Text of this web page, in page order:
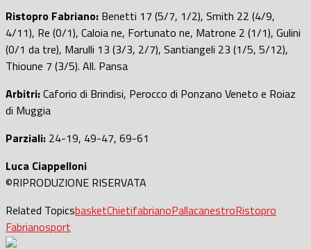
Ristopro Fabriano: Benetti 17 (5/7, 1/2), Smith 22 (4/9,
4/11), Re (0/1), Caloia ne, Fortunato ne, Matrone 2 (1/1), Gulini
(0/1 da tre), Marulli 13 (3/3, 2/7), Santiangeli 23 (1/5, 5/12),
Thioune 7 (3/5). All. Pansa
Arbitri:Caforio di Brindisi, Perocco di Ponzano Veneto e Roiaz
di Muggia
Parziali: 24-19, 49-47, 69-61
Luca Ciappelloni
©RIPRODUZIONE RISERVATA
Related TopicsbasketChietifabrianoPallacanestroRistopro
Fabrianosport